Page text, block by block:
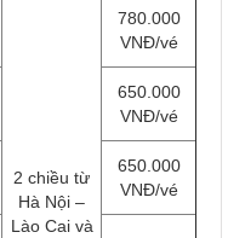
2 chiều từ
Hà Nội –
Lào Cai và
780.000
VNĐ/vé
650.000
VNĐ/vé
650.000
VNĐ/vé